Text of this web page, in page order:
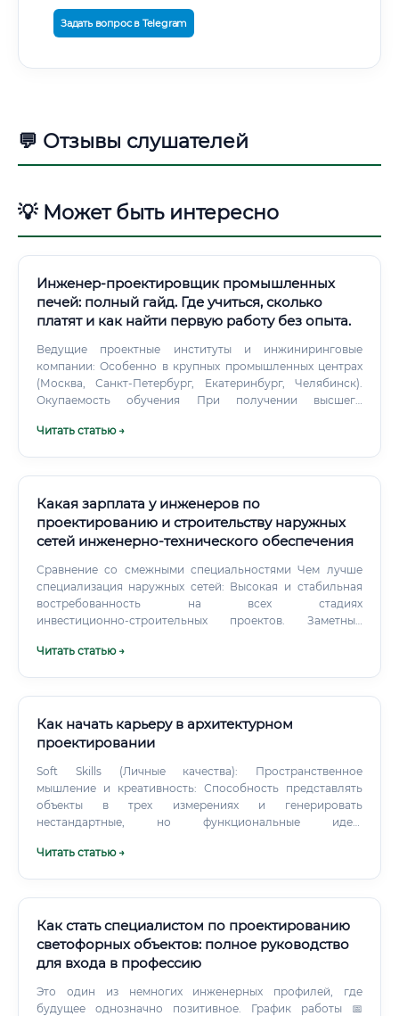
Задать вопрос в Telegram
💬 Отзывы слушателей
💡 Может быть интересно
Инженер-проектировщик промышленных
печей: полный гайд. Где учиться, сколько
платят и как найти первую работу без опыта.
Ведущие проектные институты и инжиниринговые
компании: Особенно в крупных промышленных центрах
(Москва, Санкт-Петербург, Екатеринбург, Челябинск).
Окупаемость обучения При получении высшего
минимальны.
Читать статью →
Какая зарплата у инженеров по
проектированию и строительству наружных
сетей инженерно‑технического обеспечения
Сравнение со смежными специальностями Чем лучше
специализация наружных сетей: Высокая и стабильная
востребованность на всех стадиях
инвестиционно‑строительных проектов. Заметный
на безопасность и экологию.
Читать статью →
Как начать карьеру в архитектурном
проектировании
Soft Skills (Личные качества): Пространственное
мышление и креативность: Способность представлять
объекты в трех измерениях и генерировать
нестандартные, но функциональные идеи.
заказчика, договариваться с подрядчиками и четко
Читать статью →
Как стать специалистом по проектированию
светофорных объектов: полное руководство
для входа в профессию
Это один из немногих инженерных профилей, где
будущее однозначно позитивное. График работы 📅